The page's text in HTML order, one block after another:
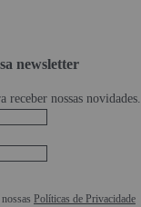
newsletter
receber nossas novidades.
Políticas de Privacidade